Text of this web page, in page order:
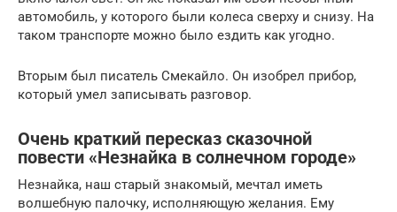
автомобиль, у которого были колеса сверху и снизу. На
таком транспорте можно было ездить как угодно.
Вторым был писатель Смекайло. Он изобрел прибор,
который умел записывать разговор.
Очень краткий пересказ сказочной
повести «Незнайка в солнечном городе»
Незнайка, наш старый знакомый, мечтал иметь
волшебную палочку, исполняющую желания. Ему